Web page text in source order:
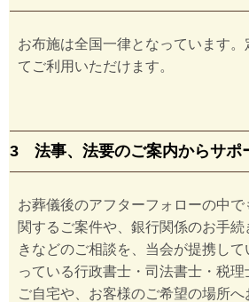
お布施は全国一律となっています
てご利用いただけます。
3 法事、法要のご案内からサポ
お葬儀後のアフターフォローの中
関するご案件や、銀行関係のお手
きなどのご相談を、当会が提携し
っている行政書士・司法書士・税理
ご自宅や、お客様のご希望の場所